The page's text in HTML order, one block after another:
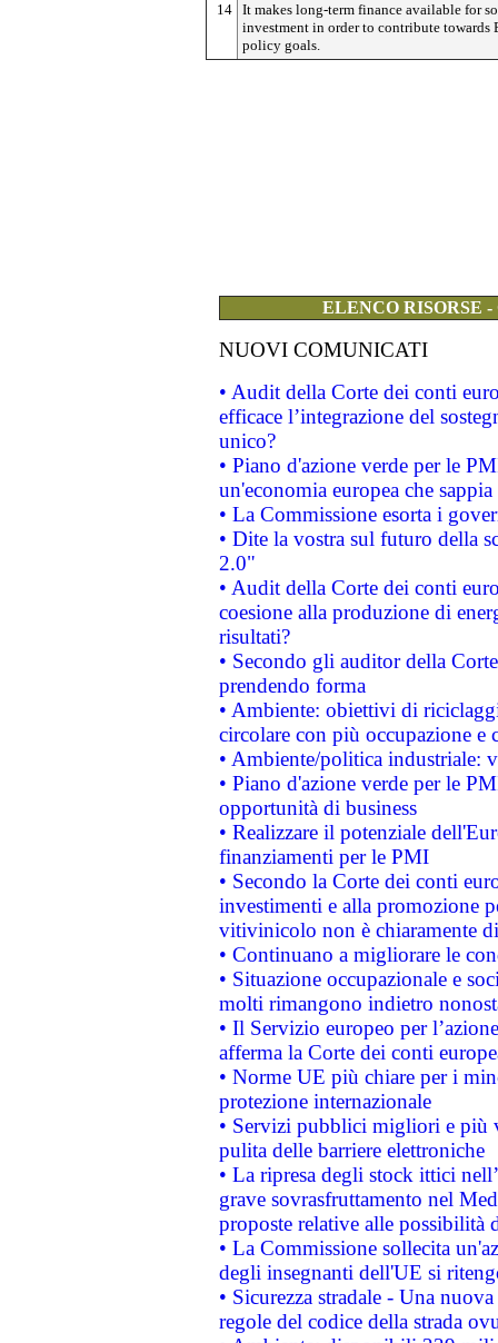
14 It makes long-term finance available for
investment in order to contribute towards
policy goals.
ELENCO RISORSE
NUOVI COMUNICATI
• Audit della Corte dei conti
efficace l’integrazione del
unico?
• Piano d'azione verde per le
un'economia europea che
• La Commissione esorta i
• Dite la vostra sul futuro della
2.0"
• Audit della Corte dei conti
coesione alla produzione di
risultati?
• Secondo gli auditor della
prendendo forma
• Ambiente: obiettivi di
circolare con più occupazione e
• Ambiente/politica industriale:
• Piano d'azione verde per le
opportunità di business
• Realizzare il potenziale
finanziamenti per le PMI
• Secondo la Corte dei conti
investimenti e alla promozione
vitivinicolo non è chiaramente
• Continuano a migliorare le
• Situazione occupazionale e
molti rimangono indietro
• Il Servizio europeo per
afferma la Corte dei conti
• Norme UE più chiare per i
protezione internazionale
• Servizi pubblici migliori e più
pulita delle barriere elettroniche
• La ripresa degli stock ittici
grave sovrasfruttamento nel
proposte relative alle possibilità
• La Commissione sollecita
degli insegnanti dell'UE si
• Sicurezza stradale - Una
regole del codice della strada